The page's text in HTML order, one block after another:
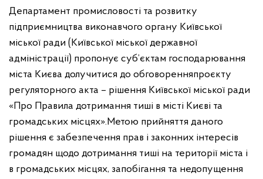
Департамент промисловості та розвитку
підприємництва виконавчого органу Київської
міської ради (Київської міської державної
адміністрації) пропонує суб’єктам господарювання
міста Києва долучитися до обговоренняпроєкту
регуляторного акта – рішення Київської міської ради
«Про Правила дотримання тиші в місті Києві та
громадських місцях».Метою прийняття даного
рішення є забезпечення прав і законних інтересів
громадян щодо дотримання тиші на території міста і
в громадських місцях, запобігання та недопущення